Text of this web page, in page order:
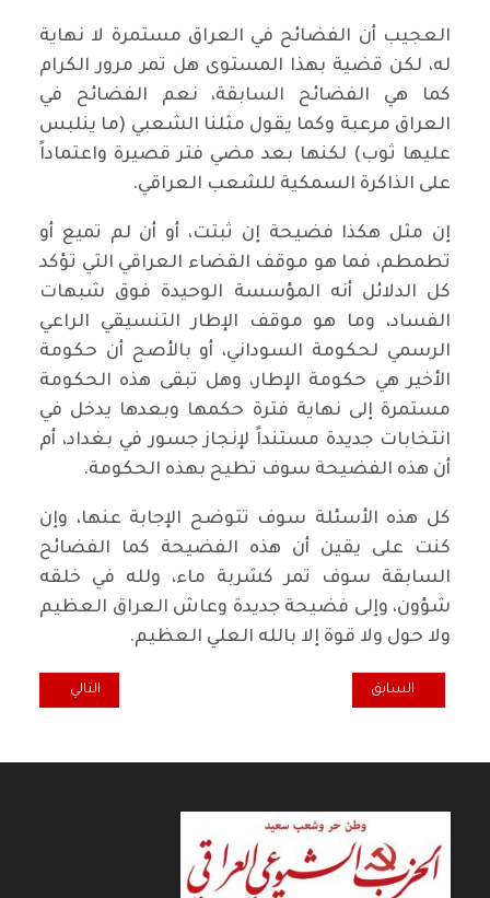
العجيب أن الفضائح في العراق مستمرة لا نهاية
له، لكن قضية بهذا المستوى هل تمر مرور الكرام
كما هي الفضائح السابقة، نعم الفضائح في
العراق مرعبة وكما يقول مثلنا الشعبي (ما ينلبس
عليها ثوب) لكنها بعد مضي فتر قصيرة واعتماداً
على الذاكرة السمكية للشعب العراقي.
إن مثل هكذا فضيحة إن ثبتت، أو أن لم تميع أو
تطمطم، فما هو موقف القضاء العراقي التي تؤكد
كل الدلائل أنه المؤسسة الوحيدة فوق شبهات
الفساد، وما هو موقف الإطار التنسيقي الراعي
الرسمي لحكومة السوداني، أو بالأصح أن حكومة
الأخير هي حكومة الإطار، وهل تبقى هذه الحكومة
مستمرة إلى نهاية فترة حكمها وبعدها يدخل في
انتخابات جديدة مستنداً لإنجاز جسور في بغداد، أم
أن هذه الفضيحة سوف تطيح بهذه الحكومة.
كل هذه الأسئلة سوف تتوضح الإجابة عنها، وإن
كنت على يقين أن هذه الفضيحة كما الفضائح
السابقة سوف تمر كشربة ماء، ولله في خلقه
شؤون، وإلى فضيحة جديدة وعاش العراق العظيم
ولا حول ولا قوة إلا بالله العلي العظيم.
المقال السابق: عندما يكون هناك عدم يقين بين الحكومة والمواطن
السابق المقال التالي:
التالي